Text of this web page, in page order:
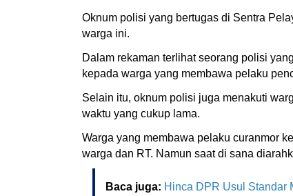
Oknum polisi yang bertugas di Sentra
warga ini.
Dalam rekaman terlihat seorang polisi
kepada warga yang membawa pelaku
Selain itu, oknum polisi juga menakuti
waktu yang cukup lama.
Warga yang membawa pelaku curanmor
warga dan RT. Namun saat di sana
Baca juga: Hinca DPR Usul Standar